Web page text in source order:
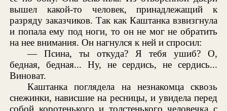
вышел какой-то человек, принадлежащий к
разряду заказчиков. Так как Каштанка взвизгнула
и попала ему под ноги, то он не мог не обратить
на нее внимания. Он нагнулся к ней и спросил:
— Псина, ты откуда? Я тебя ушиб? О,
бедная, бедная... Ну, не сердись, не сердись...
Виноват.
Каштанка поглядела на незнакомца сквозь
снежинки, нависшие на ресницы, и увидела перед
собой коротенького и толстенького человечка с